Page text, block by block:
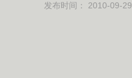
发布时间： 2010-09-